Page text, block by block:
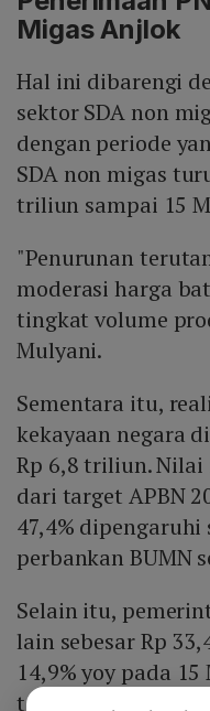
Migas Anjlok
Hal ini dibarengi
sektor SDA non
dengan periode
SDA non migas
triliun sampai 15
"Penurunan
moderasi harga
tingkat volume
Mulyani.
Sementara itu,
kekayaan negara
Rp 6,8 triliun. Nilai
dari target APBN
47,4%
perbankan BUMN
Selain itu,
lain sebesar Rp
14,9% yoy pada
tersebut berasal